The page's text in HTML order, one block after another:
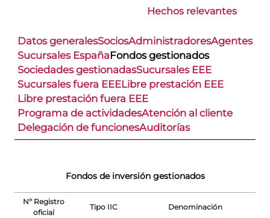
Hechos relevantes
Datos generalesSociosAdministradoresAgentes
Sucursales EspañaFondos gestionados
Sociedades gestionadasSucursales EEE
Sucursales fuera EEELibre prestación EEE
Libre prestación fuera EEE
Programa de actividadesAtención al cliente
Delegación de funcionesAuditorías
Fondos de inversión gestionados
Nº Registro
oficial
Tipo IIC Denominación